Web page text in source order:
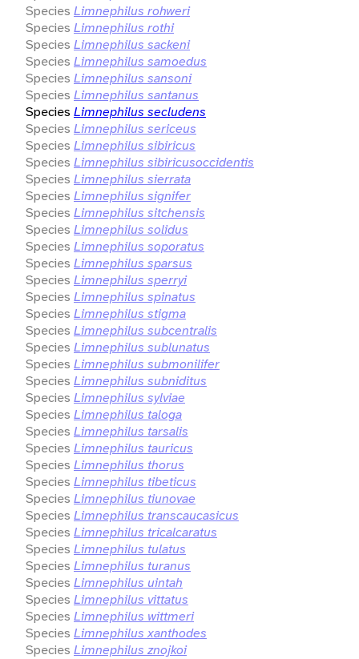
Species Limnephilus rohweri
Species Limnephilus rothi
Species Limnephilus sackeni
Species Limnephilus samoedus
Species Limnephilus sansoni
Species Limnephilus santanus
Species Limnephilus secludens
Species Limnephilus sericeus
Species Limnephilus sibiricus
Species Limnephilus sibiricusoccidentis
Species Limnephilus sierrata
Species Limnephilus signifer
Species Limnephilus sitchensis
Species Limnephilus solidus
Species Limnephilus soporatus
Species Limnephilus sparsus
Species Limnephilus sperryi
Species Limnephilus spinatus
Species Limnephilus stigma
Species Limnephilus subcentralis
Species Limnephilus sublunatus
Species Limnephilus submonilifer
Species Limnephilus subniditus
Species Limnephilus sylviae
Species Limnephilus taloga
Species Limnephilus tarsalis
Species Limnephilus tauricus
Species Limnephilus thorus
Species Limnephilus tibeticus
Species Limnephilus tiunovae
Species Limnephilus transcaucasicus
Species Limnephilus tricalcaratus
Species Limnephilus tulatus
Species Limnephilus turanus
Species Limnephilus uintah
Species Limnephilus vittatus
Species Limnephilus wittmeri
Species Limnephilus xanthodes
Species Limnephilus znojkoi